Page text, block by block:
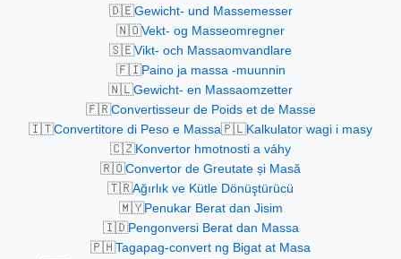
🇩🇪Gewicht- und Massemesser
🇳🇴Vekt- og Masseomregner
🇸🇪Vikt- och Massaomvandlare
🇫🇮Paino ja massa -muunnin
🇳🇱Gewicht- en Massaomzetter
🇫🇷Convertisseur de Poids et de Masse
🇮🇹Convertitore di Peso e Massa🇵🇱Kalkulator wagi i masy
🇨🇿Konvertor hmotnosti a váhy
🇷🇴Convertor de Greutate și Masă
🇹🇷Ağırlık ve Kütle Dönüştürücü
🇲🇾Penukar Berat dan Jisim
🇮🇩Pengonversi Berat dan Massa
🇵🇭Tagapag-convert ng Bigat at Masa